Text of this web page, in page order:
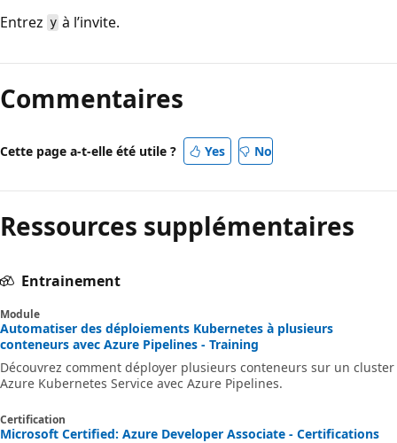
Entrez y à l’invite.
Commentaires
Cette page a-t-elle été utile ? Yes No
Ressources supplémentaires
Entrainement
Module
Automatiser des déploiements Kubernetes à plusieurs
conteneurs avec Azure Pipelines - Training
Découvrez comment déployer plusieurs conteneurs sur un cluster
Azure Kubernetes Service avec Azure Pipelines.
Certification
Microsoft Certified: Azure Developer Associate - Certifications